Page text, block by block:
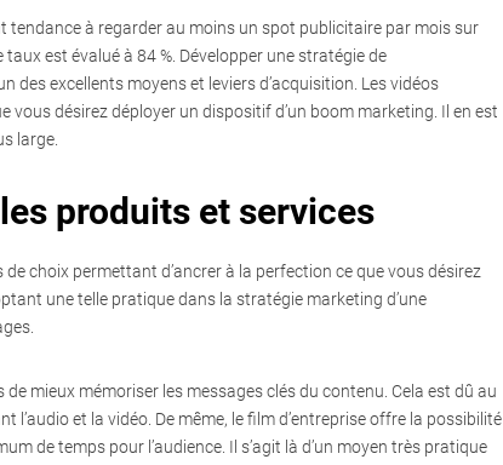
tendance à regarder au moins un spot publicitaire par mois sur
est évalué à 84 %. Développer une stratégie de
des excellents moyens et leviers d’acquisition. Les vidéos
vous désirez déployer un dispositif d’un boom marketing. Il en est
large.
produits et services
choix permettant d’ancrer à la perfection ce que vous désirez
une telle pratique dans la stratégie marketing d’une
mieux mémoriser les messages clés du contenu. Cela est dû au
l’audio et la vidéo. De même, le film d’entreprise offre la possibilité
de temps pour l’audience. Il s’agit là d’un moyen très pratique